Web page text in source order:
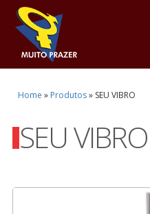
Home » Produtos» SEU VIBRO
SEU VIBRO